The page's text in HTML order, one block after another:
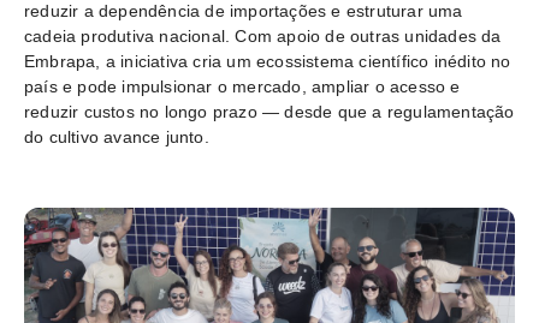
reduzir a dependência de importações e estruturar uma
cadeia produtiva nacional. Com apoio de outras unidades da
Embrapa, a iniciativa cria um ecossistema científico inédito no
país e pode impulsionar o mercado, ampliar o acesso e
reduzir custos no longo prazo — desde que a regulamentação
do cultivo avance junto.